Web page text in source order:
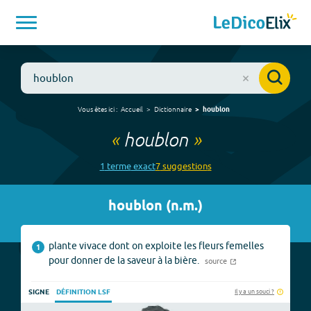
Vous êtes ici : Accueil Dictionnaire houblon
« houblon»
1 termeexact7suggestions
houblon (n.m.)
1
plante vivace dont on exploite les fleurs femelles
pour donner de la saveur à la bière.
source
SIGNE DÉFINITION LSF Il y a un souci ?